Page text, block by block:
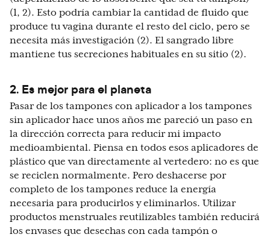
(1, 2). Esto podría cambiar la cantidad de fluido que
produce tu vagina durante el resto del ciclo, pero se
necesita más investigación (2). El sangrado libre
mantiene tus secreciones habituales en su sitio (2).
2. Es mejor para el planeta
Pasar de los tampones con aplicador a los tampones
sin aplicador hace unos años me pareció un paso en
la dirección correcta para reducir mi impacto
medioambiental. Piensa en todos esos aplicadores de
plástico que van directamente al vertedero: no es que
se reciclen normalmente. Pero deshacerse por
completo de los tampones reduce la energía
necesaria para producirlos y eliminarlos. Utilizar
productos menstruales reutilizables también reducirá
los envases que desechas con cada tampón o